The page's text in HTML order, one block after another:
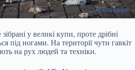
у великі купи, проте дрібні
під ногами. На території чути гавкіт
на рух людей та техніки.